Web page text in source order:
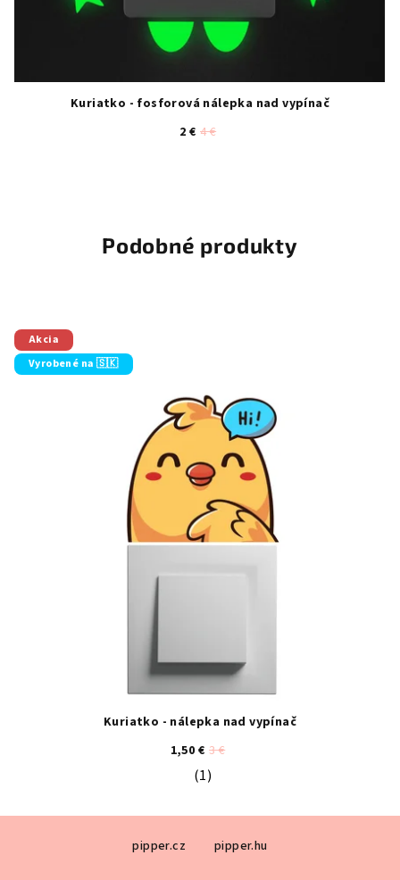
Kuriatko - fosforová nálepka nad vypínač
2 € 4 €
Podobné produkty
Akcia
Vyrobené na 🇸🇰
Kuriatko - nálepka nad vypínač
1,50 € 3 €
Priemerné hodnotenie produktu
(1)
pipper.cz pipper.hu